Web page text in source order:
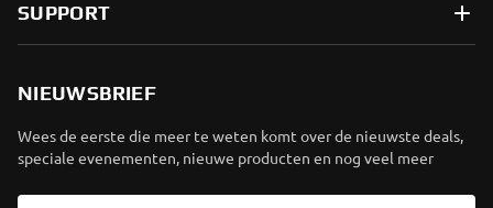
SUPPORT
NIEUWSBRIEF
Wees de eerste die meer te weten komt over de nieuwste deals,
speciale evenementen, nieuwe producten en nog veel meer